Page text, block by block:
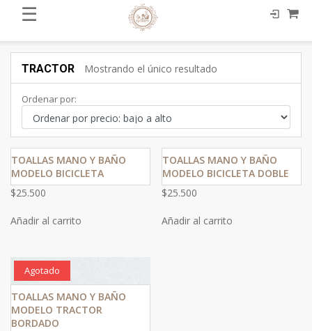
☰
TRACTOR Mostrando el único resultado
Ordenar por:
TOALLAS MANO Y BAÑO
MODELO BICICLETA
$25.500
Añadir al carrito
TOALLAS MANO Y BAÑO
MODELO BICICLETA DOBLE
$25.500
Añadir al carrito
Agotado
TOALLAS MANO Y BAÑO
MODELO TRACTOR
BORDADO